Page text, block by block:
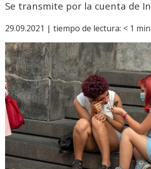
Se transmite por la cuenta de
29.09.2021 | tiempo de lectura: < 1